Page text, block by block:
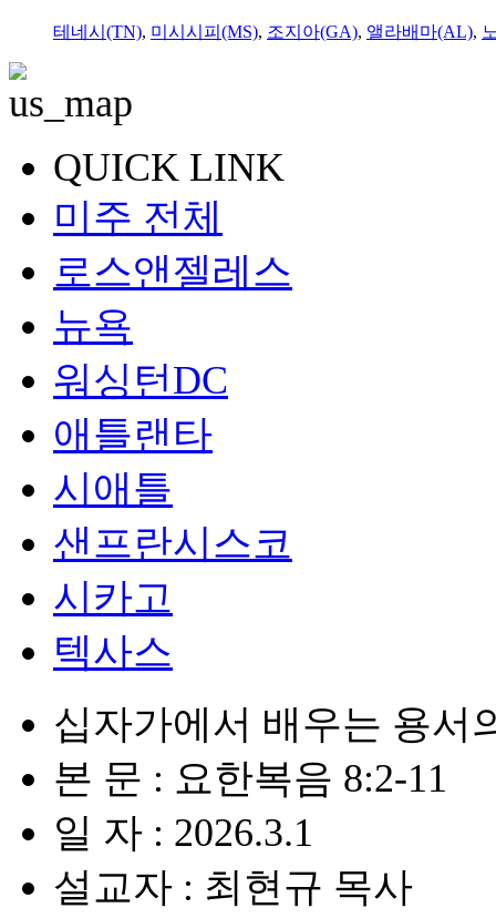
테네시(TN), 미시시피(MS), 조지아(GA), 앨라배마(AL),
QUICK LINK
미주 전체
로스앤젤레스
뉴욕
워싱턴DC
애틀랜타
시애틀
샌프란시스코
시카고
텍사스
십자가에서 배우는 용서
본 문 : 요한복음 8:2-11
일 자 : 2026.3.1
설교자 : 최현규 목사